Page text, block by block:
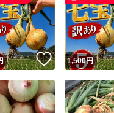
※このバッジは実
スピード＆
スピード発
いいね！
1,500円